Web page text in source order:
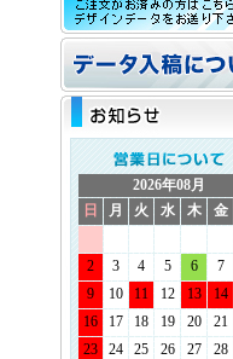
2026年08月
日
月 火 水 木 金
2
3 4 5 6 7
9
10 11 12 13 14
16
17 18 19 20 21
23
24 25 26 27 28